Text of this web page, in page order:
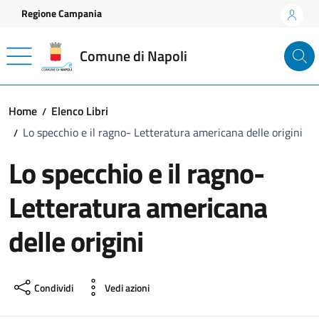
Vai ai contenuti
Vai al footer
Regione Campania
Comune di Napoli
Home
Elenco Libri
Lo specchio e il ragno- Letteratura americana delle origini
Lo specchio e il ragno-
Letteratura americana
delle origini
Condividi Vedi azioni